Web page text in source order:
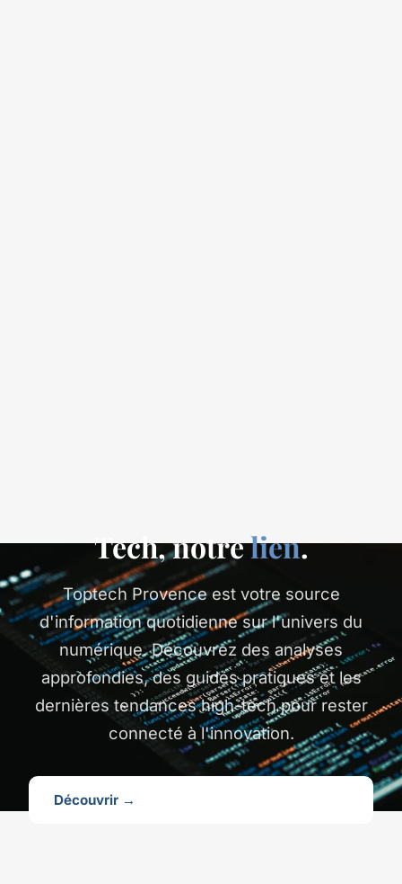
Tech, notrelien.
Toptech Provence est votre source
d'information quotidienne sur l'univers du
numérique. Découvrez des analyses
approfondies, des guides pratiques et les
dernières tendances high-tech pour rester
connecté à l'innovation.
Découvrir →